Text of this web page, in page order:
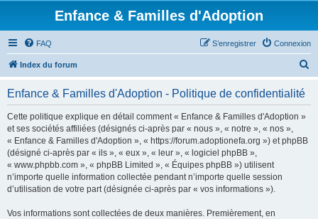
Enfance & Familles d'Adoption
FAQ Connexion
S’enregistrer
Index du forum
Enfance & Familles d'Adoption - Politique de confidentialité
Cette politique explique en détail comment « Enfance & Familles d'Adoption »
et ses sociétés affiliées (désignés ci-après par « nous », « notre », « nos »,
« Enfance & Familles d'Adoption », « https://forum.adoptionefa.org ») et phpBB
(désigné ci-après par « ils », « eux », « leur », « logiciel phpBB »,
« www.phpbb.com », « phpBB Limited », « Équipes phpBB ») utilisent
n’importe quelle information collectée pendant n’importe quelle session
d’utilisation de votre part (désignée ci-après par « vos informations »).
Vos informations sont collectées de deux manières. Premièrement, en